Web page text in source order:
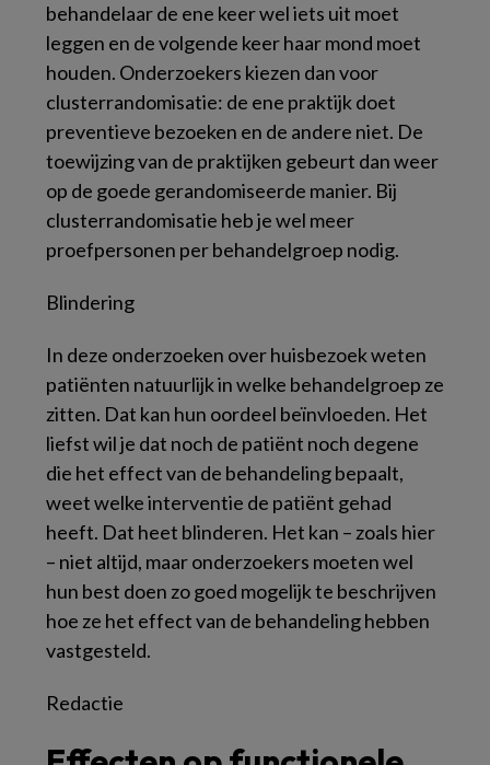
behandelaar de ene keer wel iets uit moet
leggen en de volgende keer haar mond moet
houden. Onderzoekers kiezen dan voor
clusterrandomisatie: de ene praktijk doet
preventieve bezoeken en de andere niet. De
toewijzing van de praktijken gebeurt dan weer
op de goede gerandomiseerde manier. Bij
clusterrandomisatie heb je wel meer
proefpersonen per behandelgroep nodig.
Blindering
In deze onderzoeken over huisbezoek weten
patiënten natuurlijk in welke behandelgroep ze
zitten. Dat kan hun oordeel beïnvloeden. Het
liefst wil je dat noch de patiënt noch degene
die het effect van de behandeling bepaalt,
weet welke interventie de patiënt gehad
heeft. Dat heet blinderen. Het kan – zoals hier
– niet altijd, maar onderzoekers moeten wel
hun best doen zo goed mogelijk te beschrijven
hoe ze het effect van de behandeling hebben
vastgesteld.
Redactie